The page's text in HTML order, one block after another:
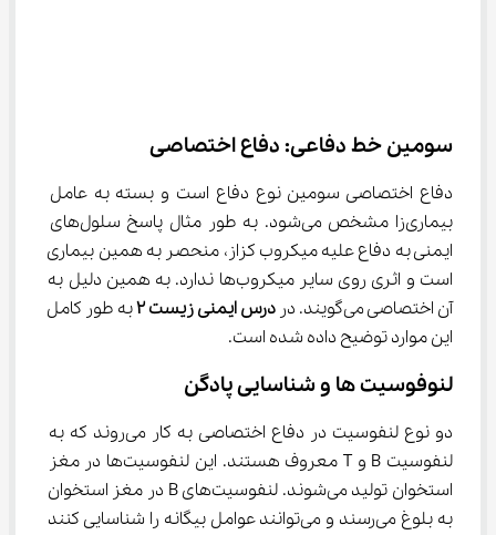
سومین خط دفاعی: دفاع اختصاصی
دفاع اختصاصی سومین نوع دفاع است و بسته به عامل
بیماری‌زا مشخص می‌شود. به طور مثال پاسخ سلول‌های
ایمنی به دفاع علیه میکروب کزاز، منحصر به همین بیماری
است و اثری روی سایر میکروب‌ها ندارد. به همین دلیل به
آن اختصاصی می‌گویند. در
درس ایمنی زیست ۲ به طور کامل
این موارد توضیح داده شده است.
لنوفوسیت ها و شناسایی پادگن
دو نوع لنفوسیت در دفاع اختصاصی به کار می‌روند که به
لنفوسیت B و T معروف هستند. این لنفوسیت‌ها در مغز
استخوان تولید می‌شوند. لنفوسیت‌های B در مغز استخوان
به بلوغ می‌رسند و می‌توانند عوامل بیگانه را شناسایی کنند